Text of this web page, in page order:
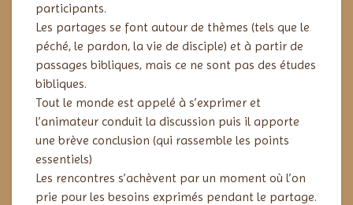
participants.
Les partages se font autour de thèmes (tels que le
péché, le pardon, la vie de disciple) et à partir de
passages bibliques, mais ce ne sont pas des études
bibliques.
Tout le monde est appelé à s’exprimer et
l’animateur conduit la discussion puis il apporte
une brève conclusion (qui rassemble les points
essentiels)
Les rencontres s’achèvent par un moment où l’on
prie pour les besoins exprimés pendant le partage.